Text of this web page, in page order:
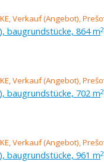
baugrundstücke, 864 m2
baugrundstücke, 702 m2
baugrundstücke, 961 m2